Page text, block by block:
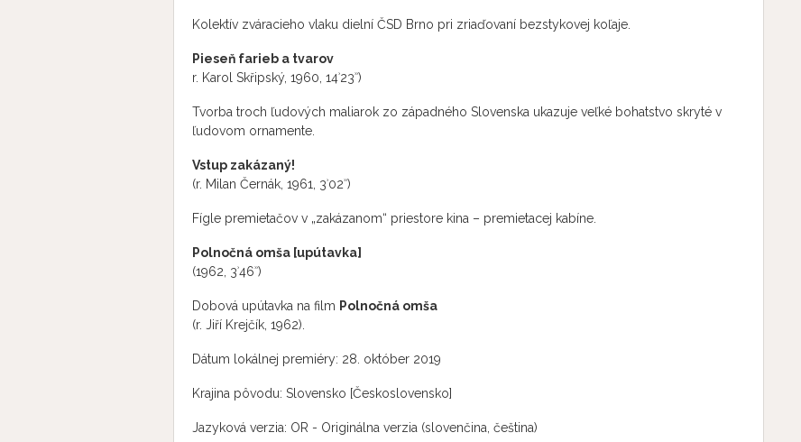
Kolektív zváracieho vlaku dielní ČSD Brno pri zriaďovaní bezstykovej koľaje.
Pieseň farieb a tvarov
r. Karol Skřipský, 1960, 14ʾ23ʾʾ)
Tvorba troch ľudových maliarok zo západného Slovenska ukazuje veľké bohatstvo skryté v
ľudovom ornamente.
Vstup zakázaný!
(r. Milan Černák, 1961, 3ʾ02ʾʾ)
Fígle premietačov v „zakázanom“ priestore kina – premietacej kabíne.
Polnočná omša [upútavka]
(1962, 3ʾ46ʾʾ)
Dobová upútavka na film Polnočná omša
(r. Jiří Krejčík, 1962).
Dátum lokálnej premiéry: 28. október 2019
Krajina pôvodu: Slovensko [Československo]
Jazyková verzia: OR - Originálna verzia (slovenčina, čeština)